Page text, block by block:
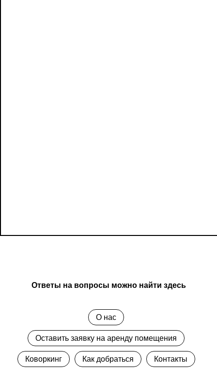
Ответы на вопросы можно найти здесь
О нас
Оставить заявку на аренду помещения
Коворкинг Как добраться Контакты